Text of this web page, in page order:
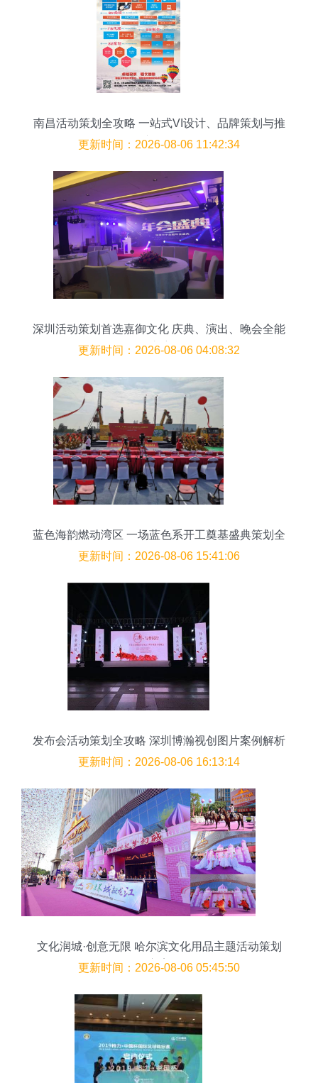
南昌活动策划全攻略 一站式VI设计、品牌策划与推
广服务
更新时间：2026-08-06 11:42:34
深圳活动策划首选嘉御文化 庆典、演出、晚会全能
护航
更新时间：2026-08-06 04:08:32
蓝色海韵燃动湾区 一场蓝色系开工奠基盛典策划全
解码
更新时间：2026-08-06 15:41:06
发布会活动策划全攻略 深圳博瀚视创图片案例解析
更新时间：2026-08-06 16:13:14
文化润城·创意无限 哈尔滨文化用品主题活动策划
方案
更新时间：2026-08-06 05:45:50